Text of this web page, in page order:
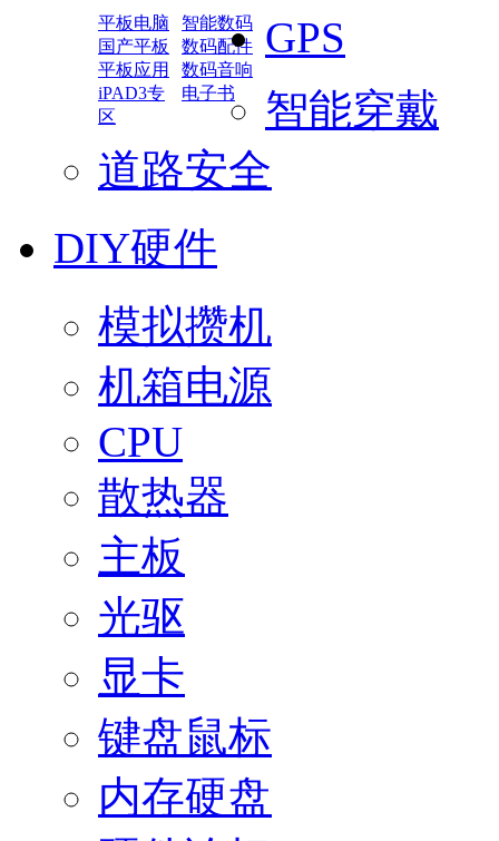
平板电脑
智能数码
国产平板
数码配件
平板应用
数码音响
iPAD3专
区
电子书
GPS
智能穿戴
道路安全
DIY硬件
模拟攒机
机箱电源
CPU
散热器
主板
光驱
显卡
键盘鼠标
内存硬盘